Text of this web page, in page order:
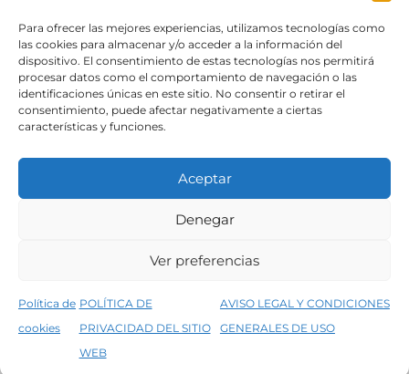
Para ofrecer las mejores experiencias, utilizamos tecnologías como
las cookies para almacenar y/o acceder a la información del
dispositivo. El consentimiento de estas tecnologías nos permitirá
procesar datos como el comportamiento de navegación o las
identificaciones únicas en este sitio. No consentir o retirar el
consentimiento, puede afectar negativamente a ciertas
características y funciones.
Aceptar
Denegar
Ver preferencias
Política de
cookies
POLÍTICA DE
PRIVACIDAD DEL SITIO
WEB
AVISO LEGAL Y CONDICIONES
GENERALES DE USO
5% de descuento en tu primera compra, utiliza el código PRIMERACOMPRA
SÍGUENOS
Condiciones generales de venta
Política de privacidad del sitio web
©2026 Decopintur- todos los derechos